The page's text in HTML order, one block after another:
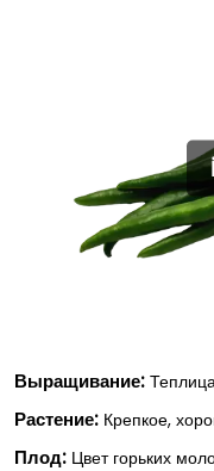
Выращивание:
Растение: Крепкое,
Плод: Цвет горьких